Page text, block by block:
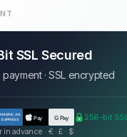
SSL Secured
· SSL encrypted
AMERICAN
EXPRESS
Pay G Pay
256-bit SSL
advance · € · £ · $